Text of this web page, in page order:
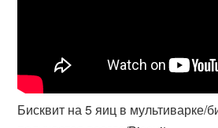
Бисквит на 5 яиц в мультиварке/